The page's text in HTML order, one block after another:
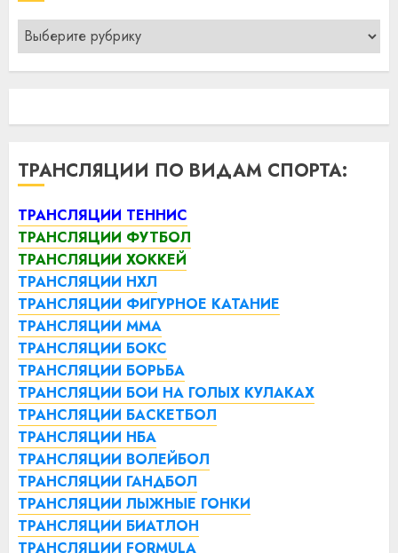
Рубрики
ТРАНСЛЯЦИИ ПО ВИДАМ СПОРТА:
ТРАНСЛЯЦИИ ТЕННИС
ТРАНСЛЯЦИИ ФУТБОЛ
ТРАНСЛЯЦИИ ХОККЕЙ
ТРАНСЛЯЦИИ НХЛ
ТРАНСЛЯЦИИ ФИГУРНОЕ КАТАНИЕ
ТРАНСЛЯЦИИ ММА
ТРАНСЛЯЦИИ БОКС
ТРАНСЛЯЦИИ БОРЬБА
ТРАНСЛЯЦИИ БОИ НА ГОЛЫХ КУЛАКАХ
ТРАНСЛЯЦИИ БАСКЕТБОЛ
ТРАНСЛЯЦИИ НБА
ТРАНСЛЯЦИИ ВОЛЕЙБОЛ
ТРАНСЛЯЦИИ ГАНДБОЛ
ТРАНСЛЯЦИИ ЛЫЖНЫЕ ГОНКИ
ТРАНСЛЯЦИИ БИАТЛОН
ТРАНСЛЯЦИИ FORMULA